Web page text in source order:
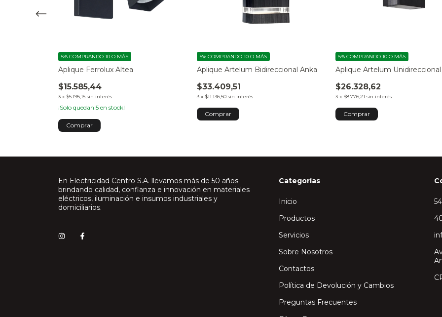
Aplique Ferrolux Altea
$15.585,44
3 x $5.195,15 sin interés
5% COMPRANDO 10 O MÁS
¡Solo quedan 5 en stock!
Aplique Artelum Bidireccional Anka
$33.409,51
3 x $11.136,50 sin interés
5% COMPRANDO 10 O MÁS
Aplique Artelum Unidireccional
$26.328,62
3 x $8.776,21 sin interés
5% COMPRANDO 10 O MÁS
En Electricidad Centro S.A. llevamos más de 50 años
brindando calidad, confianza e innovación en materiales
eléctricos, iluminación e insumos industriales y
domiciliarios.
Categorías
Inicio
Productos
Servicios
Sobre Nosotros
Contactos
Política de Devolución y Cambios
Preguntas Frecuentes